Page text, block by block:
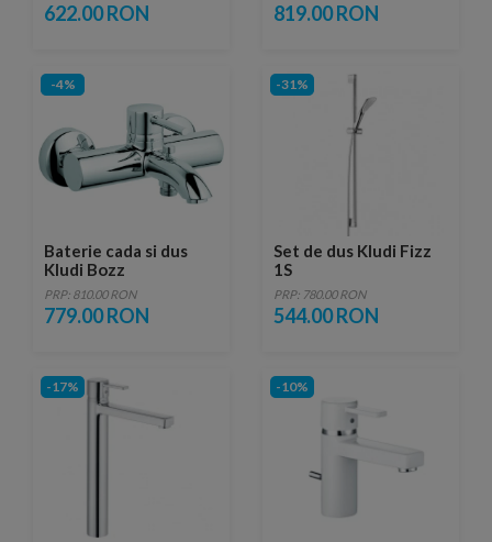
622.00 RON 819.00 RON
-4%
Baterie cada si dus
Kludi Bozz
PRP: 810.00 RON
779.00 RON
-31%
Set de dus Kludi Fizz
1S
PRP: 780.00 RON
544.00 RON
-17% -10%